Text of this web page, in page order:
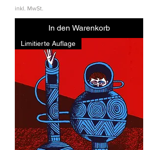
inkl. MwSt.
In den Warenkorb
Limitierte Auflage